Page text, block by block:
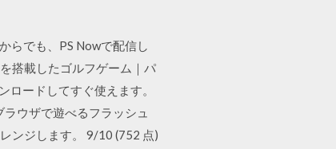
らでも、PS Nowで配信し
搭載したゴルフゲーム｜パ
ードしてすぐ使えます。
ウザで遊べるフラッシュ
ンジします。 9/10 (752 点)